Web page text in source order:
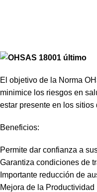
El objetivo de la Norma
minimice los riesgos en
estar presente en los sitios
Beneficios:
Permite dar confianza a
Garantiza condiciones de
Importante reducción de
Mejora de la Productividad